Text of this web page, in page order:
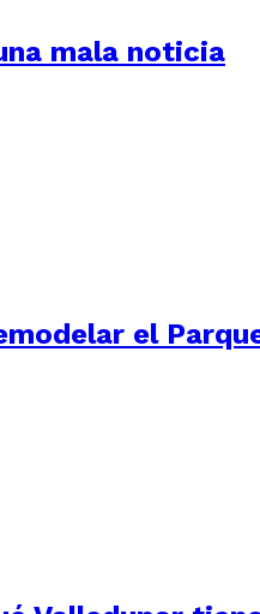
mala noticia
el